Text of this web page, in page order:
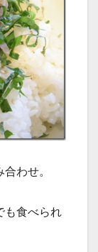
わせ。
も食べられ